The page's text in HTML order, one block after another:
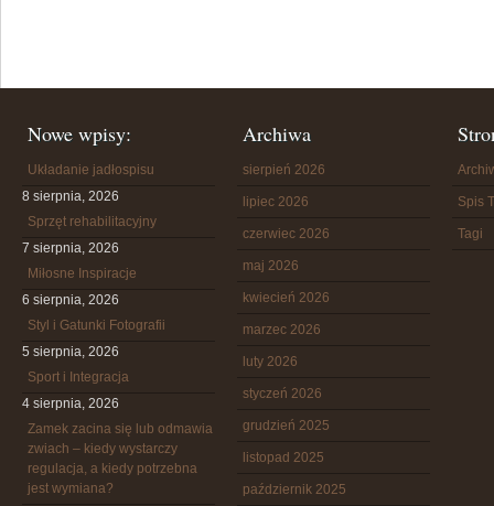
Nowe wpisy:
Układanie jadłospisu
8 sierpnia, 2026
Sprzęt rehabilitacyjny
7 sierpnia, 2026
Miłosne Inspiracje
6 sierpnia, 2026
Styl i Gatunki Fotografii
5 sierpnia, 2026
Sport i Integracja
4 sierpnia, 2026
Zamek zacina się lub odmawia
zwiach – kiedy wystarczy
regulacja, a kiedy potrzebna
jest wymiana?
Archiwa
sierpień 2026
lipiec 2026
czerwiec 2026
maj 2026
kwiecień 2026
marzec 2026
luty 2026
styczeń 2026
grudzień 2025
listopad 2025
październik 2025
Spis
Tagi